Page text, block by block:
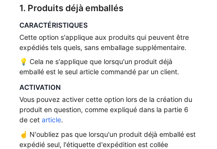
1. Produits déjà emballés
CARACTÉRISTIQUES
Cette option s'applique aux produits qui peuvent être
expédiés tels quels, sans emballage supplémentaire.
💡 Cela ne s'applique que lorsqu'un produit déjà
emballé est le seul article commandé par un client.
ACTIVATION
Vous pouvez activer cette option lors de la création du
produit en question, comme expliqué dans la partie 6
de cetarticle.
☝️ N'oubliez pas que lorsqu'un produit déjà emballé est
expédié seul, l'étiquette d'expédition est collée